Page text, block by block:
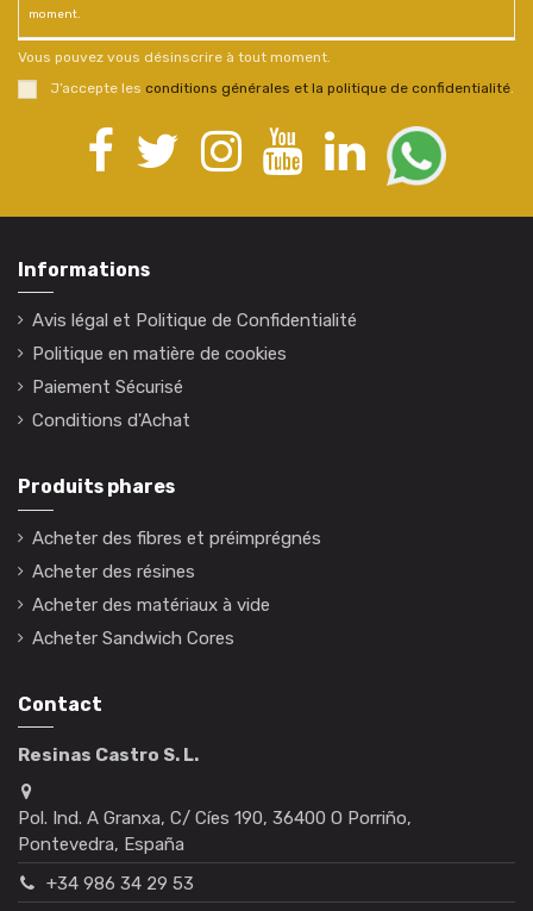
moment.
Vous pouvez vous désinscrire à tout moment.
J’accepte les conditions générales et la politique de confidentialité.
Informations
Avis légal et Politique de Confidentialité
Politique en matière de cookies
Paiement Sécurisé
Conditions d'Achat
Produits phares
Acheter des fibres et préimprégnés
Acheter des résines
Acheter des matériaux à vide
Acheter Sandwich Cores
Contact
Resinas Castro S. L.
Pol. Ind. A Granxa, C/ Cíes 190, 36400 O Porriño,
Pontevedra, España
+34 986 34 29 53